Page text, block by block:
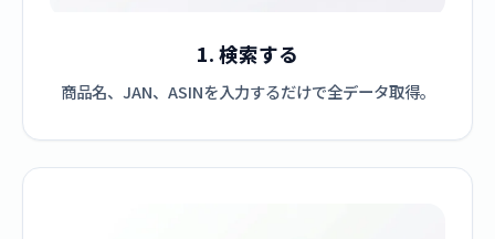
1. 検索する
商品名、JAN、ASINを入力するだけで全データ取得。